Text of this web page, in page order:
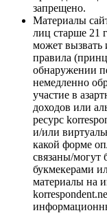
запрещено.
Материалы
лиц старше 21
может вызвать
правила
обнаружении
немедленно
участие в
доходов или
ресурс
и/или
какой форме
связаны/могут
букмекерами
материалы на